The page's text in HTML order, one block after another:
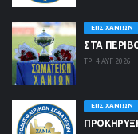
ΕΠΣ ΧΑΝΊΩΝ
ΣΤΑ
ΤΡΙ 4 ΑΥΓ 2026
ΕΠΣ ΧΑΝΊΩΝ